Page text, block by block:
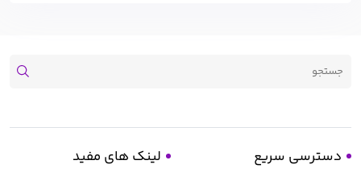
دسترسی سریع لینک های مفید